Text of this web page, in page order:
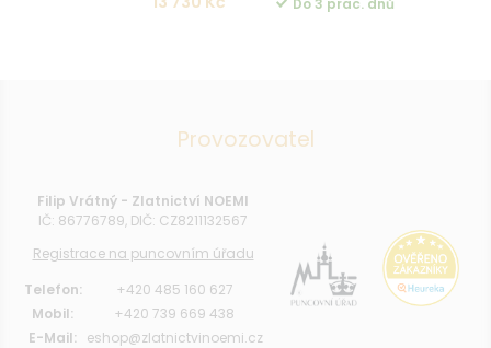
Do 3 prac. dnů
Provozovatel
Filip Vrátný - Zlatnictví NOEMI
IČ: 86776789, DIČ: CZ8211132567
Registrace na puncovním úřadu
Telefon:
+420 485 160 627
Mobil:
+420 739 669 438
E-Mail:
eshop@zlatnictvinoemi.cz